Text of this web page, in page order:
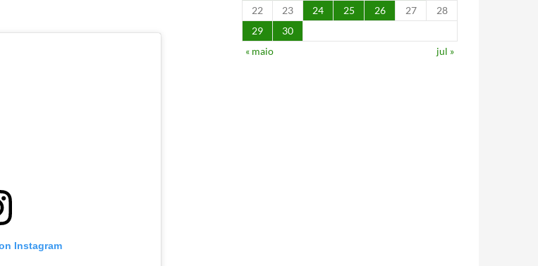
Instagram
22
23 24 25 26 27
28
29
30
« maio
jul »